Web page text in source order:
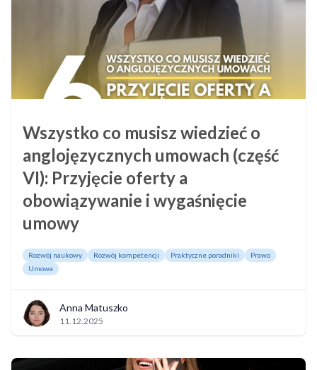
Wszystko co musisz wiedzieć o
anglojęzycznych umowach (część
VI): Przyjęcie oferty a
obowiązywanie i wygaśnięcie
umowy
Rozwój naukowy Rozwój kompetencji Praktyczne poradniki
Prawo
Umowa
Anna Matuszko
11.12.2025